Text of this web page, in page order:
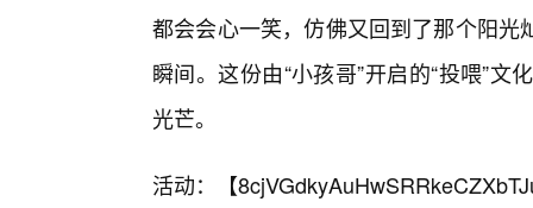
都会会心一笑，仿佛又回到了那个阳
瞬间。这份由“小孩哥”开启的“投喂”
光芒。
活动：【